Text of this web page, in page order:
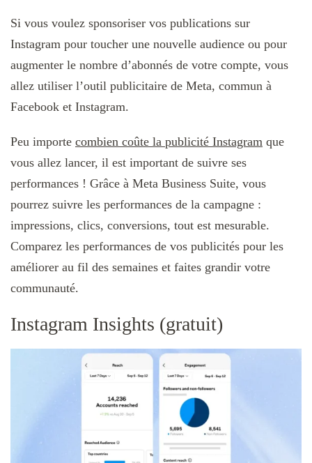
Si vous voulez sponsoriser vos publications sur
Instagram pour toucher une nouvelle audience ou pour
augmenter le nombre d’abonnés de votre compte, vous
allez utiliser l’outil publicitaire de Meta, commun à
Facebook et Instagram.
Peu importe combien coûte la publicité Instagram que
vous allez lancer, il est important de suivre ses
performances ! Grâce à Meta Business Suite, vous
pourrez suivre les performances de la campagne :
impressions, clics, conversions, tout est mesurable.
Comparez les performances de vos publicités pour les
améliorer au fil des semaines et faites grandir votre
communauté.
Instagram Insights (gratuit)